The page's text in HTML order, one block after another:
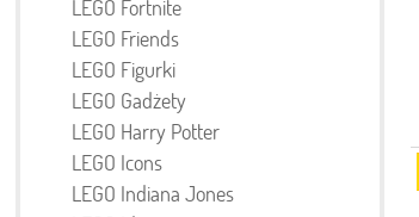
LEGO Fortnite
LEGO Friends
LEGO Figurki
LEGO Gadżety
LEGO Harry Potter
LEGO Icons
LEGO Indiana Jones